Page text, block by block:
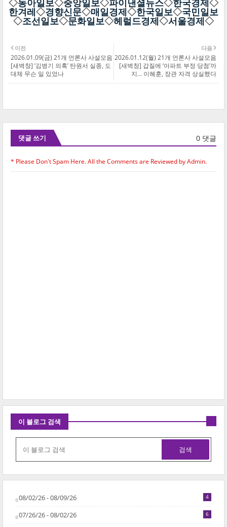
◇동아일보◇중앙일보◇파이낸셜뉴스◇한국경제 ◇
한겨레◇경향신문◇매일경제◇한국일보◇국민일보
◇조선일보◇문화일보◇헤럴드경제◇서울경제◇
다음
2026.01.12(월) 21개 언론사 사설모음
[새벽창] 갑질에 ‘아파트 부정 당첨’까
지… 이혜훈, 장관 자격 상실했다
이전
2026.01.09(금) 21개 언론사 사설모음
[새벽창] ‘김병기 의혹’ 탄원서 실종, 도
대체 무슨 일 있었나
댓글 쓰기 0 댓글
* Please Don't Spam Here. All the Comments are Reviewed by Admin.
이 블로그 검색
08/02/26 - 08/09/26 4
07/26/26 - 08/02/26 6